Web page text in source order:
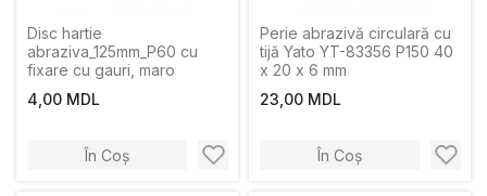
Disc hartie
abraziva_125mm_P60 cu
fixare cu gauri, maro
4,00 MDL
În Coș
Perie abrazivă circulară cu
tijă Yato YT-83356 P150 40
x 20 x 6 mm
23,00 MDL
În Coș